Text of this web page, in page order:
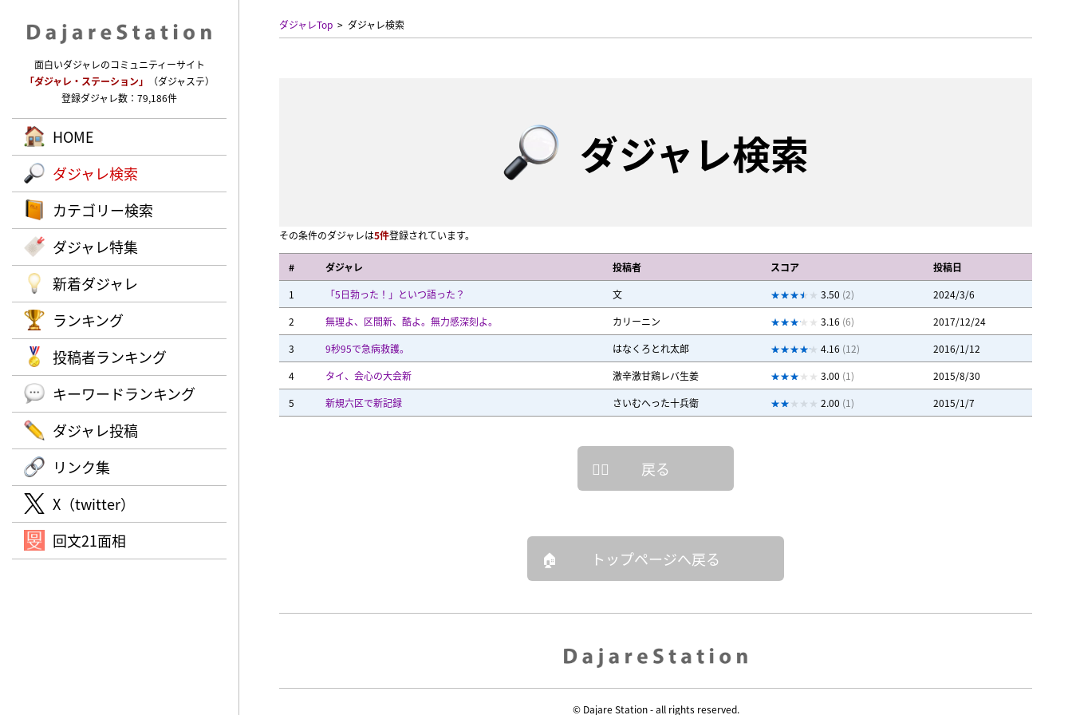
面白いダジャレのコミュニティーサイト
「ダジャレ・ステーション」
（ダジャステ）
登録ダジャレ数：79,186件
HOME
ダジャレ検索
カテゴリー検索
ダジャレ特集
新着ダジャレ
ランキング
投稿者ランキング
キーワードランキング
ダジャレ投稿
リンク集
X（twitter）
回文21面相
ダジャレTop ダジャレ検索
ダジャレ検索
その条件のダジャレは5件登録されています。
# ダジャレ 投稿者 スコア
投稿日
1
「5日勃った！」といつ語った？ 文 3.50 (2)
2024/3/6
2
無理よ、区間新、酷よ。無力感深刻よ。 カリーニン 3.16 (6)
2017/12/24
3
9秒95で急病救護。 はなくろとれ太郎 4.16 (12)
2016/1/12
4
タイ、会心の大会新 激辛激甘鶏レバ生姜 3.00 (1)
2015/8/30
5
新規六区で新記録 さいむへった十兵衛 2.00 (1) 2015/1/7
戻る
トップページへ戻る
© Dajare Station - all rights reserved.